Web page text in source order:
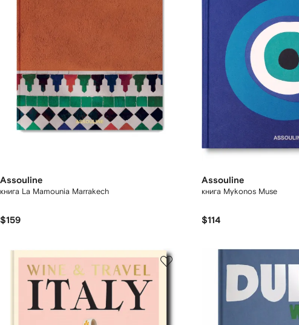
Assouline
книга La Mamounia Marrakech
$159
Assouline
книга Mykonos Muse
$114